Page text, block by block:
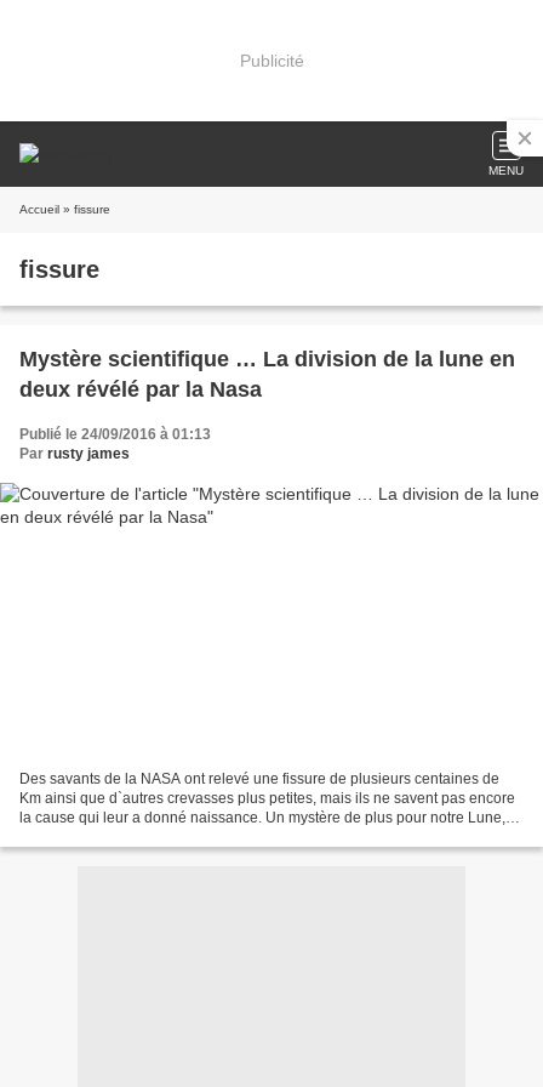
Publicité
MENU
Accueil » fissure
fissure
Mystère scientifique … La division de la lune en
deux révélé par la Nasa
Publié le 24/09/2016 à 01:13
Par rusty james
Des savants de la NASA ont relevé une fissure de plusieurs centaines de
Km ainsi que d`autres crevasses plus petites, mais ils ne savent pas encore
la cause qui leur a donné naissance. Un mystère de plus pour notre Lune,